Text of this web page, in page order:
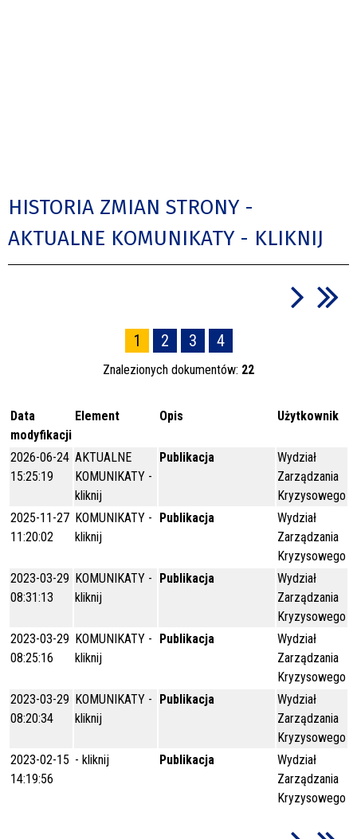
HISTORIA ZMIAN STRONY -
AKTUALNE KOMUNIKATY - KLIKNIJ
1 2 3 4
Znalezionych dokumentów: 22
Data
modyfikacji
Element Opis Użytkownik
2026-06-24
15:25:19
AKTUALNE
KOMUNIKATY -
kliknij
Publikacja
Wydział
Zarządzania
Kryzysowego
2025-11-27
11:20:02
KOMUNIKATY -
kliknij
Publikacja
Wydział
Zarządzania
Kryzysowego
2023-03-29
08:31:13
KOMUNIKATY -
kliknij
Publikacja
Wydział
Zarządzania
Kryzysowego
2023-03-29
08:25:16
KOMUNIKATY -
kliknij
Publikacja
Wydział
Zarządzania
Kryzysowego
2023-03-29
08:20:34
KOMUNIKATY -
kliknij
Publikacja
Wydział
Zarządzania
Kryzysowego
2023-02-15
14:19:56
- kliknij Publikacja
Wydział
Zarządzania
Kryzysowego